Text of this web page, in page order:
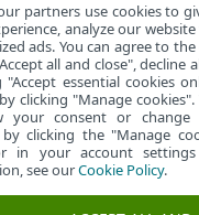
partners use cookies to
analyze our
ads. You can agree to
all and close", decline
"Accept essential cookies
clicking "Manage
your consent or change
clicking the "Manage
in your account
see ourCookie Policy.